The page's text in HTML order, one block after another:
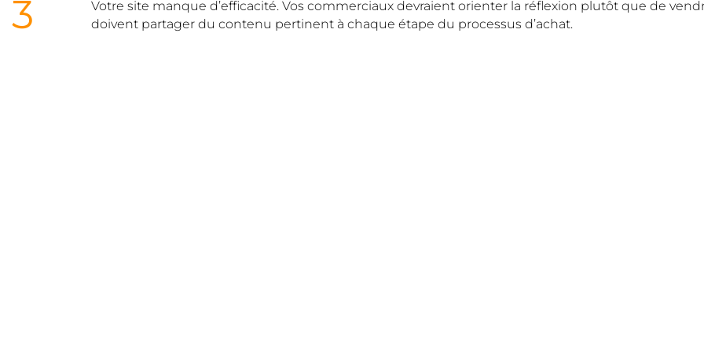
3
Votre site manque d’efficacité. Vos commerciaux devraient orienter la réflexion plutôt que de
doivent partager du contenu pertinent à chaque étape du processus d’achat.